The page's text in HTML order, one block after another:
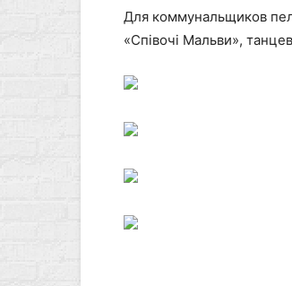
Для коммунальщиков
«Співочі Мальви»,